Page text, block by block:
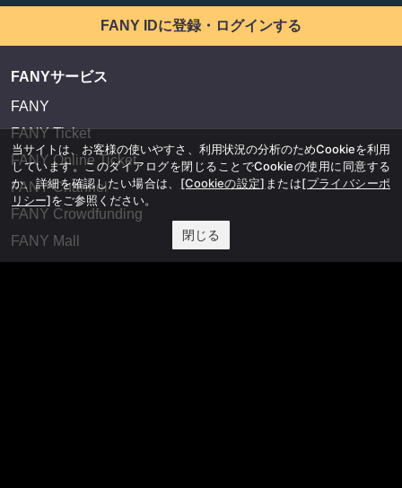
FANY IDに登録・ログインする
FANYサービス
FANY
FANY Ticket
FANY Online Ticket
FANY Channel
FANY Crowdfunding
FANY Mall
当サイトは、お客様の使いやすさ、利用状況の分析のためCookieを利用
しています。このダイアログを閉じることでCookieの使用に同意する
か、詳細を確認したい場合は、 [Cookieの設定] または[プライバシーポ
リシー]をご参照ください。
閉じる